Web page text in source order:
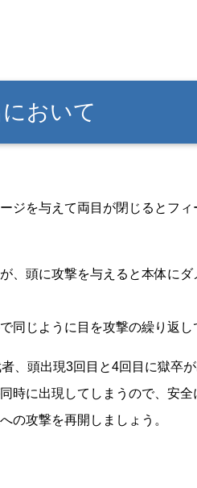
おいて
ジを与えて両目が閉じるとフ
、頭に攻撃を与えると本体にダ
同じように目を攻撃の繰り返し
、頭出現3回目と4回目に獄卒が
時に出現してしまうので、安全
の攻撃を再開しましょう。